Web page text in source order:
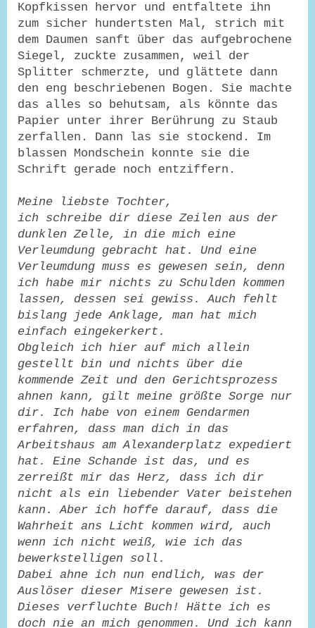
Kopfkissen hervor und entfaltete ihn
zum sicher hundertsten Mal, strich mit
dem Daumen sanft über das aufgebrochene
Siegel, zuckte zusammen, weil der
Splitter schmerzte, und glättete dann
den eng beschriebenen Bogen. Sie machte
das alles so behutsam, als könnte das
Papier unter ihrer Berührung zu Staub
zerfallen. Dann las sie stockend. Im
blassen Mondschein konnte sie die
Schrift gerade noch entziffern.
Meine liebste Tochter,
ich schreibe dir diese Zeilen aus der
dunklen Zelle, in die mich eine
Verleumdung gebracht hat. Und eine
Verleumdung muss es gewesen sein, denn
ich habe mir nichts zu Schulden kommen
lassen, dessen sei gewiss. Auch fehlt
bislang jede Anklage, man hat mich
einfach eingekerkert.
Obgleich ich hier auf mich allein
gestellt bin und nichts über die
kommende Zeit und den Gerichtsprozess
ahnen kann, gilt meine größte Sorge nur
dir. Ich habe von einem Gendarmen
erfahren, dass man dich in das
Arbeitshaus am Alexanderplatz expediert
hat. Eine Schande ist das, und es
zerreißt mir das Herz, dass ich dir
nicht als ein liebender Vater beistehen
kann. Aber ich hoffe darauf, dass die
Wahrheit ans Licht kommen wird, auch
wenn ich nicht weiß, wie ich das
bewerkstelligen soll.
Dabei ahne ich nun endlich, was der
Auslöser dieser Misere gewesen ist.
Dieses verfluchte Buch! Hätte ich es
doch nie an mich genommen. Und ich kann